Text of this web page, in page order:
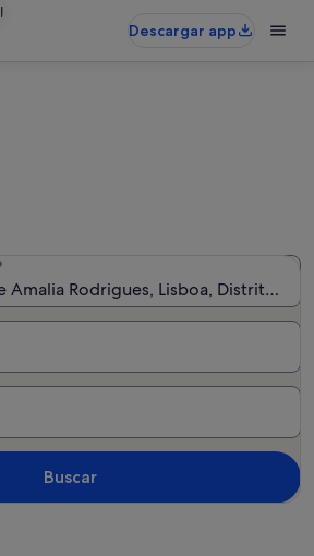
Descargar app
Amalia Rodrigues, Lisboa, Distrito de
Buscar